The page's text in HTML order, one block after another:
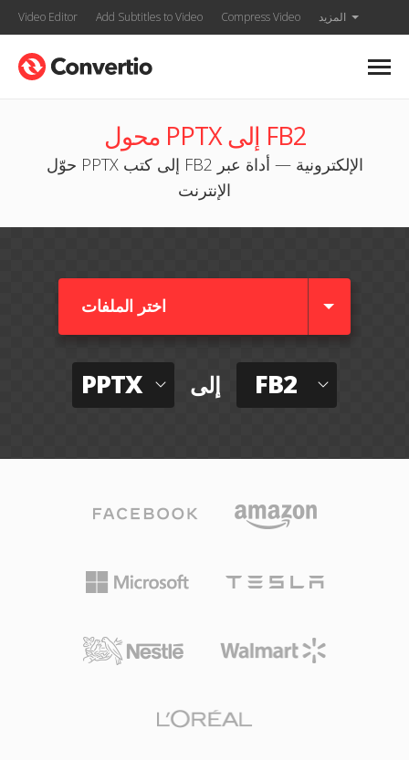
Video Editor Add Subtitles to Video Compress Video المزيد
محول PPTX إلى FB2
حوّل PPTX إلى كتب FB2 الإلكترونية — أداة عبر
الإنترنت
اختر الملفات
PPTX إلى FB2